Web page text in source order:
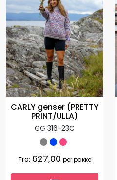
CARLY genser (PRETTY
PRINT/ULLA)
GG 316-23C
Fra: 627,00 per pakke